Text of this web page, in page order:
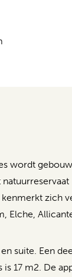
wordt
zich
Elche,
suite. Een
17 m2. De